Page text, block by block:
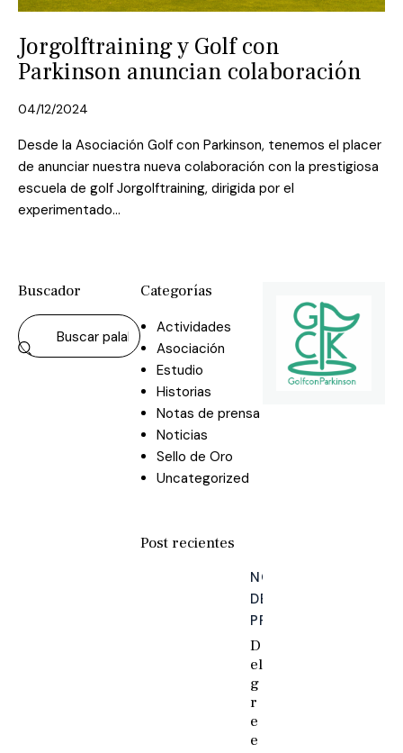
Jorgolftraining y Golf con
Parkinson anuncian colaboración
04/12/2024
Desde la Asociación Golf con Parkinson, tenemos el placer
de anunciar nuestra nueva colaboración con la prestigiosa
escuela de golf Jorgolftraining, dirigida por el
experimentado…
Buscador Categorías
Actividades
Asociación
Estudio
Historias
Notas de prensa
Noticias
Sello de Oro
Uncategorized
Post recientes
NOTAS
DE
PRENSA
D
el
g
r
e
e